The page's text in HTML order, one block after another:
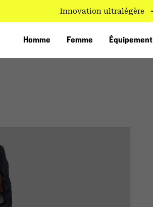
Innovation ultralégère
Homme Femme Équipement